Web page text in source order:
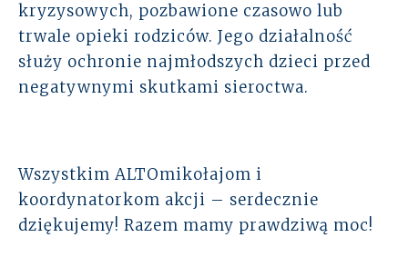
kryzysowych, pozbawione czasowo lub
trwale opieki rodziców. Jego działalność
służy ochronie najmłodszych dzieci przed
negatywnymi skutkami sieroctwa.
Wszystkim ALTOmikołajom i
koordynatorkom akcji – serdecznie
dziękujemy! Razem mamy prawdziwą moc!